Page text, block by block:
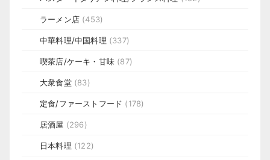
ラーメン店 (453)
中華料理/中国料理 (337)
喫茶店/ケーキ・甘味 (87)
大衆食堂(83)
定食/ファーストフード (178)
居酒屋 (296)
日本料理 (122)